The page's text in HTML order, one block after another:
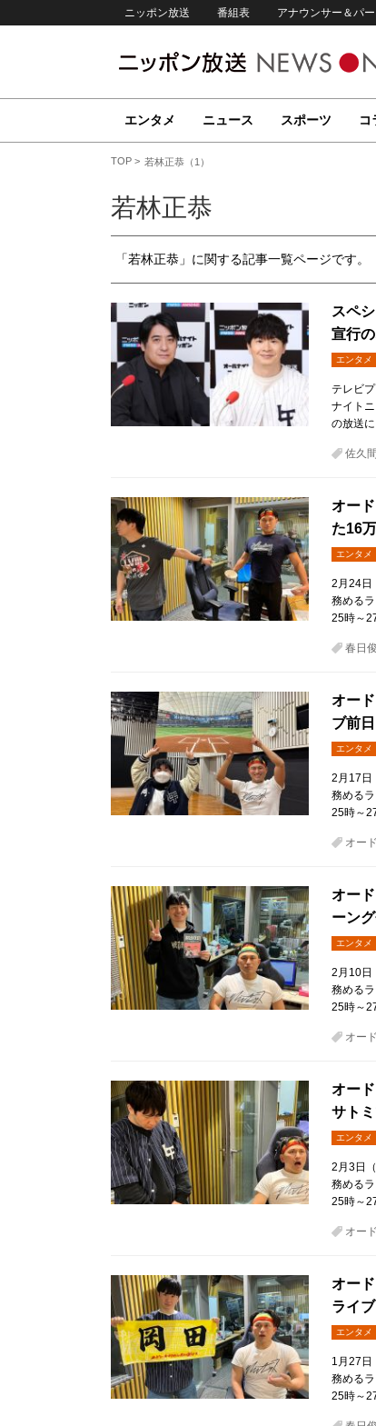
ニッポン放送 番組表 アナウンサー＆パ
エンタメ ニュース スポーツ コ
TOP 若林正恭（1）
若林正恭
「若林正恭」に関する記事一覧ページです。
スペ
宣行
エンタメ
テレビ
ナイト
の放送
佐久
オー
た16
エンタメ
2月24日
務める
25時～
春日
オー
ブ前
エンタメ
2月17日
務める
25時～
オー
オー
ーン
エンタメ
2月10日
務める
25時～
オー
オー
サト
エンタメ
2月3日
務める
25時～
オー
オー
ライ
エンタメ
1月27日
務める
25時～